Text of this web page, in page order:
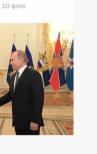
10 фото